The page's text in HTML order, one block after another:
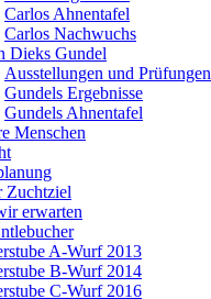
Carlos Ahnentafel
Carlos Nachwuchs
Dieks Gundel
Ausstellungen und Prüfungen
Gundels Ergebnisse
Gundels Ahnentafel
Menschen
Zuchtziel
erwarten
A-Wurf 2013
B-Wurf 2014
C-Wurf 2016